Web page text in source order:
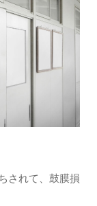
されて、鼓膜損